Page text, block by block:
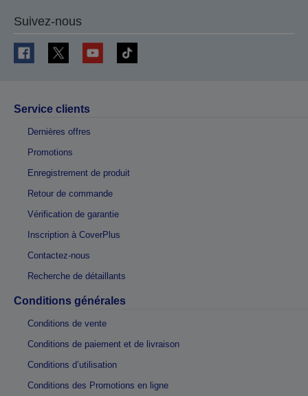
Suivez-nous
Service clients
Dernières offres
Promotions
Enregistrement de produit
Retour de commande
Vérification de garantie
Inscription à CoverPlus
Contactez-nous
Recherche de détaillants
Conditions générales
Conditions de vente
Conditions de paiement et de livraison
Conditions d’utilisation
Conditions des Promotions en ligne